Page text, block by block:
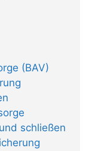
(BAV)
schließen